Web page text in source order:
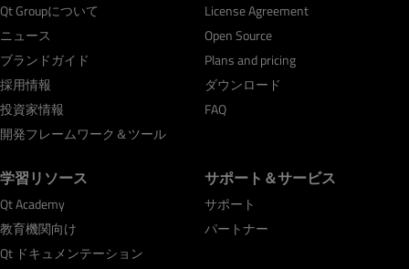
Qt Groupについて
ニュース
ブランドガイド
採用情報
投資家情報
開発フレームワーク＆ツール
License Agreement
Open Source
Plans and pricing
ダウンロード
FAQ
学習リソース
Qt Academy
教育機関向け
Qt ドキュメンテーション
サポート＆サービス
サポート
パートナー